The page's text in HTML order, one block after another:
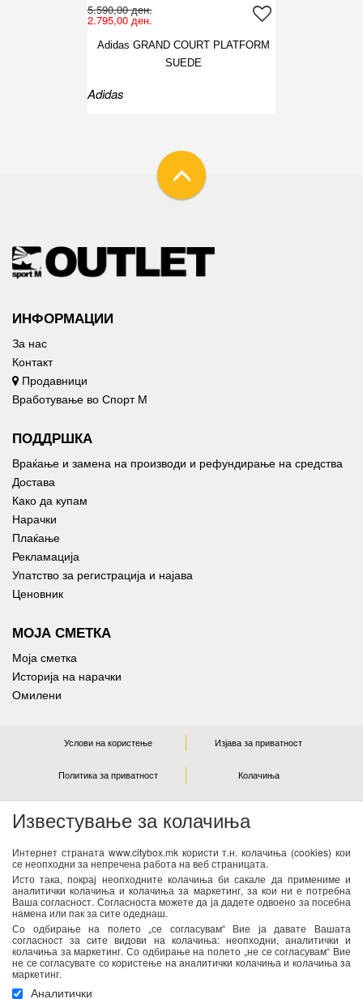
Известување за колачиња
Интернет страната www.citybox.mk користи т.н. колачиња (cookies) кои
се неопходни за непречена работа на веб страницата.
Исто така, покрај неопходните колачиња би сакале да примениме и
аналитички колачиња и колачиња за маркетинг, за кои ни е потребна
Ваша согласност. Согласноста можете да ја дадете одвоено за посебна
намена или пак за сите одеднаш.
Со одбирање на полето „се согласувам“ Вие ја давате Вашата
согласност за сите видови на колачиња: неопходни, аналитички и
колачиња за маркетинг. Со одбирање на полето „не се согласувам“ Вие
не се согласувате со користење на аналитички колачиња и колачиња за
маркетинг.
Аналитички
5.590,00 ден.
2.795,00 ден.
Adidas GRAND COURT PLATFORM
SUEDE
Adidas
ИНФОРМАЦИИ
За нас
Контакт
Продавници
Вработување во Спорт М
ПОДДРШКА
Враќање и замена на производи и рефундирање на средства
Достава
Како да купам
Нарачки
Плаќање
Рекламација
Упатство за регистрација и најава
Ценовник
МОЈА СМЕТКА
Моја сметка
Историја на нарачки
Омилени
Услови на користење Изјава за приватност
Политика за приватност Колачиња
NEWSLETTER
Се согласувам дека Спорт М ги користи моите лични
податоци од оваа форма за директен маркетинг
(информирање за новости и специјални понуди) преку е-
пошта. Податоците ќе бидат обработени во согласност со
важечките закони со кои се регулира заштитата на личните
податоци. Можете да ја повлечете Вашата согласност во
секое време. Повеќе информации се достапнитука